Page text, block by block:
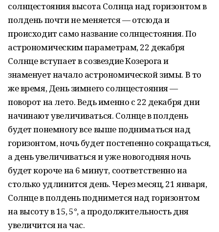
солнцестояния высота Солнца над горизонтом в
полдень почти не меняется — отсюда и
происходит само название солнцестояния. По
астрономическим параметрам, 22 декабря
Солнце вступает в созвездие Козерога и
знаменует начало астрономической зимы. В то
же время, День зимнего солнцестояния —
поворот на лето. Ведь именно с 22 декабря дни
начинают увеличиваться. Солнце в полдень
будет понемногу все выше подниматься над
горизонтом, ночь будет постепенно сокращаться,
а день увеличиваться и уже новогодняя ночь
будет короче на 6 минут, соответственно на
столько удлинится день. Через месяц, 21 января,
Солнце в полдень поднимется над горизонтом
на высоту в 15, 5°, а продолжительность дня
увеличится на час.